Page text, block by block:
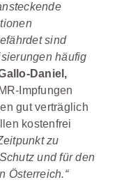
sind
häufig
Daniel,
Impfungen
gut verträglich
kostenfrei
zu
und für den
Österreich.“